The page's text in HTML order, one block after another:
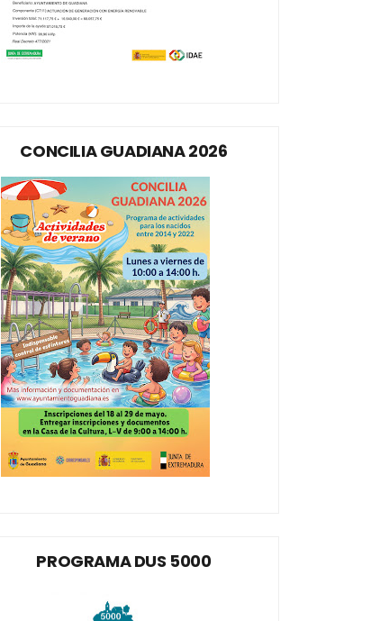
CONCILIA GUADIANA 2026
PROGRAMA DUS 5000